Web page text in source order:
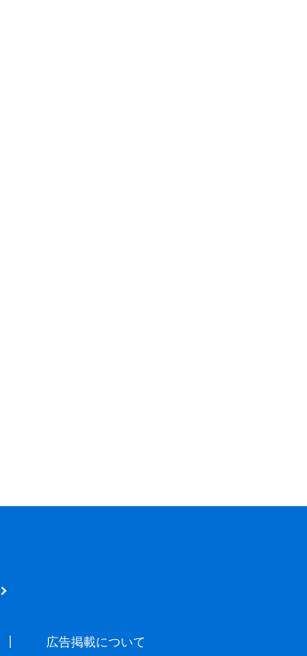
広告掲載について